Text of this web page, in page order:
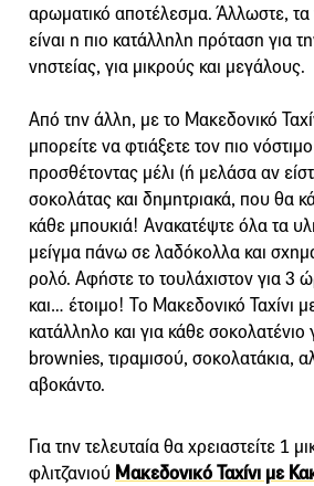
αρωματικό αποτέλεσμα. Άλλωστε, τα
είναι η πιο κατάλληλη πρόταση για
νηστείας, για μικρούς και μεγάλους.
Από την άλλη, με το Μακεδονικό
μπορείτε να φτιάξετε τον πιο
προσθέτοντας μέλι (ή μελάσα αν
σοκολάτας και δημητριακά, που θα
κάθε μπουκιά! Ανακατέψτε όλα τα
μείγμα πάνω σε λαδόκολλα και
ρολό. Αφήστε το τουλάχιστον για 3
και… έτοιμο! Το Μακεδονικό Ταχίνι
κατάλληλο και για κάθε
brownies, τιραμισού, σοκολατάκια,
αβοκάντο.
Για την τελευταία θα χρειαστείτε 1
φλιτζανιού Μακεδονικό Ταχίνι με